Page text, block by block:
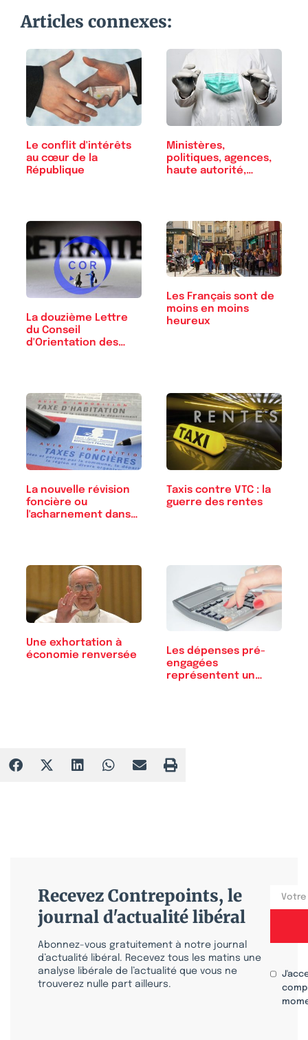
Articles connexes:
Le conflit d'intérêts
au cœur de la
République
Ministères,
politiques, agences,
haute autorité,…
La douzième Lettre
du Conseil
d'Orientation des
Les Français sont de
moins en moins
heureux
La nouvelle révision
foncière ou
l'acharnement dans
Taxis contre VTC : la
guerre des rentes
Une exhortation à
économie renversée
Les dépenses pré-
engagées
représentent un
Recevez Contrepoints, le
journal d'actualité libéral
Abonnez-vous gratuitement à notre journal
d’actualité libéral. Recevez tous les matins une
analyse libérale de l’actualité que vous ne
trouverez nulle part ailleurs.